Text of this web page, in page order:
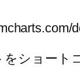
ショート